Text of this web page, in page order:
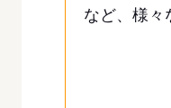
など、様々